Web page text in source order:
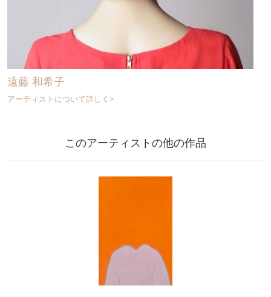
遠藤 和希子
アーティストについて詳しく>
このアーティストの他の作品